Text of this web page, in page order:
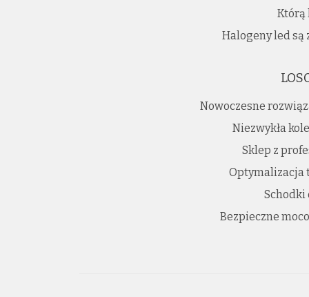
Którą
Halogeny led są
Nowoczesne
Niezwykła
Sklep z
Optymalizacja
Schodki
Bezpieczne